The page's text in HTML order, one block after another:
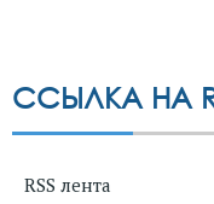
ССЫЛКА НА
RSS лента